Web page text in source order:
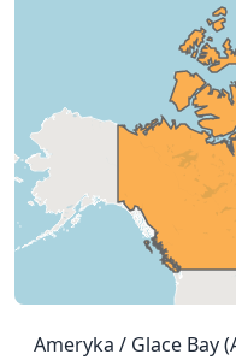
Ameryka / Glace Bay